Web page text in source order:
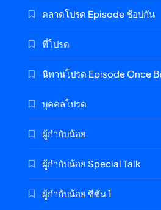
ตลาดโปรด Episode ช้อปกัน
ที่โปรด
นิทานโปรด Episode Once
บุคคลโปรด
ผู้กำกับน้อย
ผู้กำกับน้อย Special Talk
ผู้กำกับน้อย ซีซัน 1